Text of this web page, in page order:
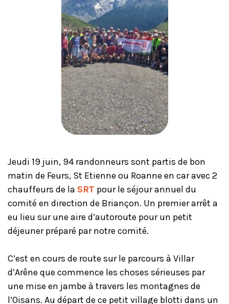
Jeudi 19 juin, 94 randonneurs sont partis de bon
matin de Feurs, St Etienne ou Roanne en car avec 2
chauffeurs de la SRT pour le séjour annuel du
comité en direction de Briançon. Un premier arrêt a
eu lieu sur une aire d’autoroute pour un petit
déjeuner préparé par notre comité.
C’est en cours de route sur le parcours à Villar
d’Arêne que commence les choses sérieuses par
une mise en jambe à travers les montagnes de
l’Oisans. Au départ de ce petit village blotti dans un